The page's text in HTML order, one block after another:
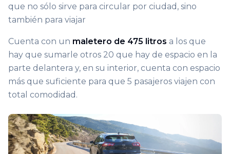
que no sólo sirve para circular por ciudad, sino
también para viajar
Cuenta con un maletero de 475 litros a los que
hay que sumarle otros 20 que hay de espacio en la
parte delantera y, en su interior, cuenta con espacio
más que suficiente para que 5 pasajeros viajen con
total comodidad.